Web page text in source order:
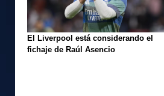
El Liverpool está considerando el
fichaje de Raúl Asencio